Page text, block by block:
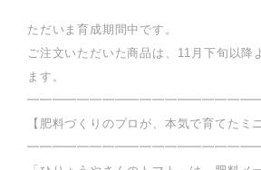
ただいま育成期間中です。
ご注文いただいた商品は、11月下旬以降
ます。
【肥料づくりのプロが、本気で育てたミ